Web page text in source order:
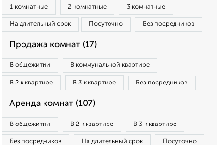
1‑комнатные 2‑комнатные 3‑комнатные
На длительный срок Посуточно Без посредников
Продажа комнат (17)
В общежитии В коммунальной квартире
В 2‑к квартире В 3‑к квартире Без посредников
Аренда комнат (107)
В общежитии В 2‑к квартире В 3‑к квартире
Без посредников На длительный срок Посуточно